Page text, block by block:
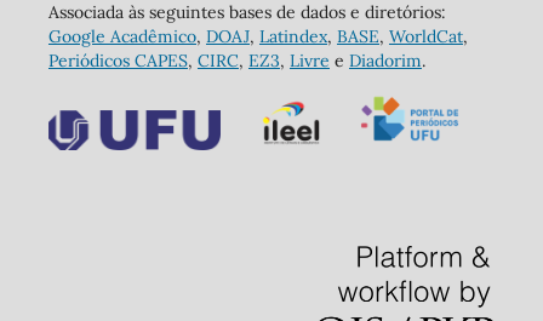
Associada às seguintes bases de dados e diretórios:
Google Acadêmico, DOAJ, Latindex, BASE, WorldCat,
Periódicos CAPES, CIRC, EZ3, Livre e Diadorim.